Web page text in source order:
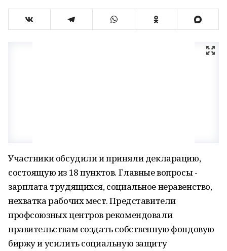
Участники обсудили и приняли декларацию,
состоящую из 18 пунктов. Главные вопросы -
зарплата трудящихся, социальное неравенство,
нехватка рабочих мест. Представители
профсоюзных центров рекомендовали
правительствам создать собственную фондовую
биржу и усилить социальную защиту